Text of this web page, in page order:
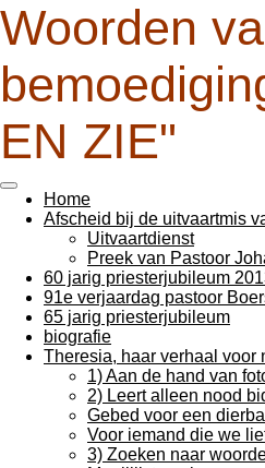
Ga
direct
de
hoofdinhoud
Woorden
EN ZIE"
Home
Afscheid bij de uitvaartmis
Uitvaartdienst
Preek van Pastoor
60 jarig priesterjubileum
91e verjaardag pastoor
65 jarig priesterjubileum
biografie
Theresia, haar verhaal voor
1) Aan de hand van
2) Leert alleen nood
Gebed voor een
Voor iemand die we
3) Zoeken naar